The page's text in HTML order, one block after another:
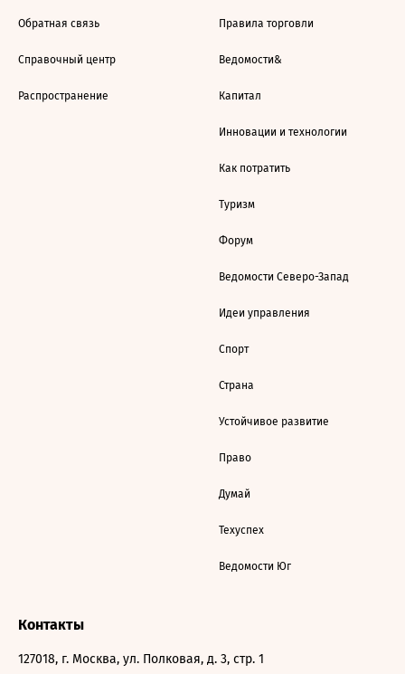
Обратная связь
Справочный центр
Распространение
Правила торговли
Ведомости&
Капитал
Инновации и технологии
Как потратить
Туризм
Форум
Ведомости Северо-Запад
Идеи управления
Спорт
Страна
Устойчивое развитие
Право
Думай
Техуспех
Ведомости Юг
Контакты
127018, г. Москва, ул. Полковая, д. 3, стр. 1